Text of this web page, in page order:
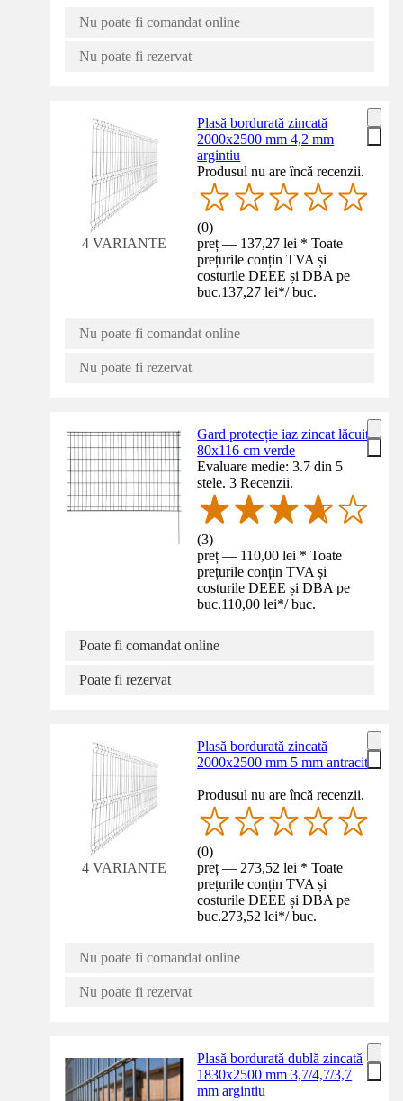
Nu poate fi comandat online
Nu poate fi rezervat
4 VARIANTE
Plasă bordurată zincată
2000x2500 mm 4,2 mm
argintiu
Produsul nu are încă recenzii.
(0)
preț — 137,27 lei * Toate
prețurile conțin TVA și
costurile DEEE și DBA pe
buc.137,27 lei*/ buc.
Nu poate fi comandat online
Nu poate fi rezervat
Gard protecție iaz zincat lăcuit
80x116 cm verde
Evaluare medie: 3.7 din 5
stele. 3 Recenzii.
(3)
preț — 110,00 lei * Toate
prețurile conțin TVA și
costurile DEEE și DBA pe
buc.110,00 lei*/ buc.
Poate fi comandat online
Poate fi rezervat
4 VARIANTE
Plasă bordurată zincată
2000x2500 mm 5 mm antracit
Produsul nu are încă recenzii.
(0)
preț — 273,52 lei * Toate
prețurile conțin TVA și
costurile DEEE și DBA pe
buc.273,52 lei*/ buc.
Nu poate fi comandat online
Nu poate fi rezervat
Plasă bordurată dublă zincată
1830x2500 mm 3,7/4,7/3,7
mm argintiu